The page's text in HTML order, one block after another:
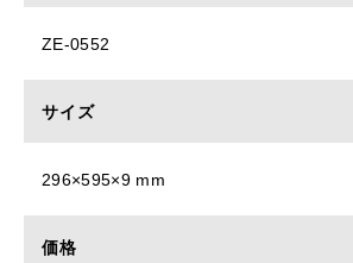
ZE-0552
サイズ
296×595×9 mm
価格